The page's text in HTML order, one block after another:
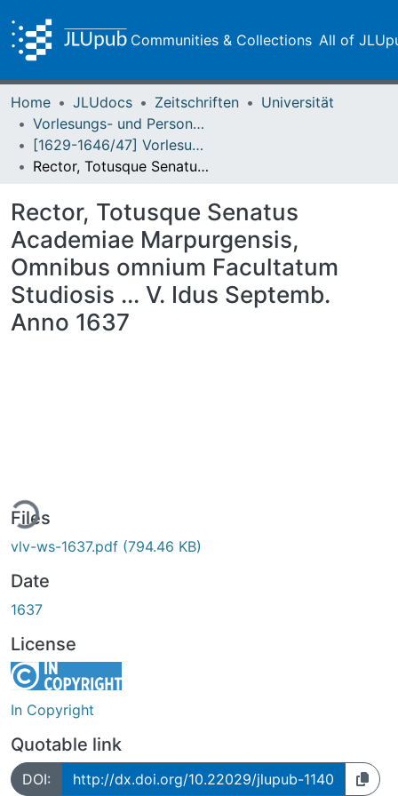
Communities & Collections All of
Home JLUdocs Zeitschriften
Universität
Vorlesungs- und Personalverzeichnis / Justus-Liebig-Universität Gießen
[1629-1646/47] Vorlesungsverzeichnis - Einblattdrucke / Academia Marpurgensis
Rector, Totusque Senatus Academiae Marpurgensis, Omnibus omnium Facultatum Studiosis ... V. Idus Septemb. Anno 1637
Rector, Totusque Senatus
Academiae Marpurgensis,
Omnibus omnium Facultatum
Studiosis ... V. Idus Septemb.
Anno 1637
Files
vlv-ws-1637.pdf (794.46 KB)
Date
1637
License
In Copyright
Quotable link
DOI: http://dx.doi.org/10.22029/jlupub-1140